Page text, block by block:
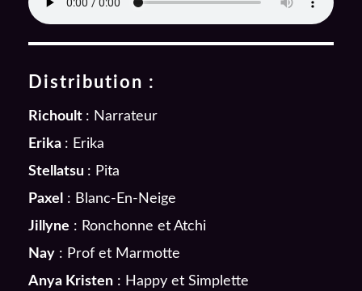
Distribution :
Richoult : Narrateur
Erika : Erika
Stellatsu : Pita
Paxel
: Blanc-En-Neige
Jillyne : Ronchonne et Atchi
Nay : Prof et Marmotte
Anya Kristen : Happy et Simplette